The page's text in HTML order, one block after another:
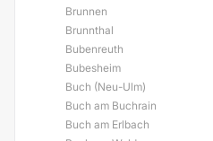
Brunnen
Brunnthal
Bubenreuth
Bubesheim
Buch (Neu-Ulm)
Buch am Buchrain
Buch am Erlbach